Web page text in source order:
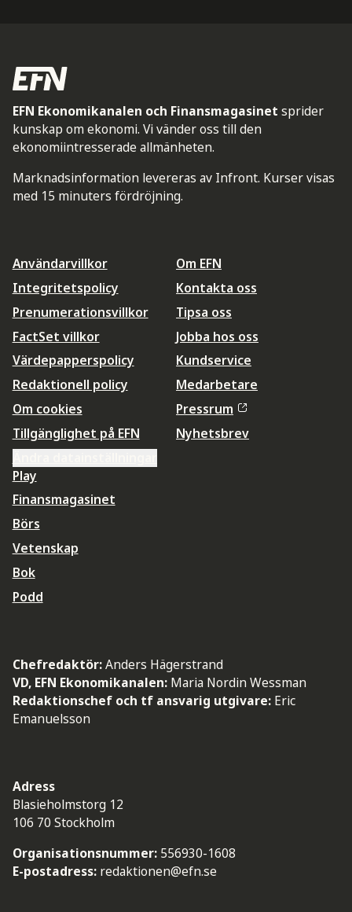
EFN Ekonomikanalen och Finansmagasinet sprider
kunskap om ekonomi. Vi vänder oss till den
ekonomiintresserade allmänheten.
Marknadsinformation levereras av Infront. Kurser visas
med 15 minuters fördröjning.
Användarvillkor
Integritetspolicy
Prenumerationsvillkor
FactSet villkor
Värdepapperspolicy
Redaktionell policy
Om cookies
Tillgänglighet på EFN
Om EFN
Kontakta oss
Tipsa oss
Jobba hos oss
Kundservice
Medarbetare
Pressrum
Nyhetsbrev
Play
Finansmagasinet
Börs
Vetenskap
Bok
Podd
Chefredaktör:Anders Hägerstrand
VD, EFN Ekonomikanalen: Maria Nordin Wessman
Redaktionschef och tf ansvarig utgivare: Eric
Emanuelsson
Adress
Blasieholmstorg 12
106 70 Stockholm
Organisationsnummer: 556930-1608
E-postadress: redaktionen@efn.se